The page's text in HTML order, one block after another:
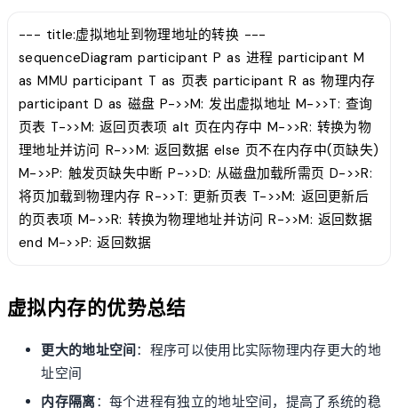
--- title:虚拟地址到物理地址的转换 ---
sequenceDiagram participant P as 进程 participant M
as MMU participant T as 页表 participant R as 物理内存
participant D as 磁盘 P->>M: 发出虚拟地址 M->>T: 查询
页表 T->>M: 返回页表项 alt 页在内存中 M->>R: 转换为物
理地址并访问 R->>M: 返回数据 else 页不在内存中(页缺失)
M->>P: 触发页缺失中断 P->>D: 从磁盘加载所需页 D->>R:
将页加载到物理内存 R->>T: 更新页表 T->>M: 返回更新后
的页表项 M->>R: 转换为物理地址并访问 R->>M: 返回数据
end M->>P: 返回数据
虚拟内存的优势总结
更大的地址空间：程序可以使用比实际物理内存更大的地
址空间
内存隔离：每个进程有独立的地址空间，提高了系统的稳